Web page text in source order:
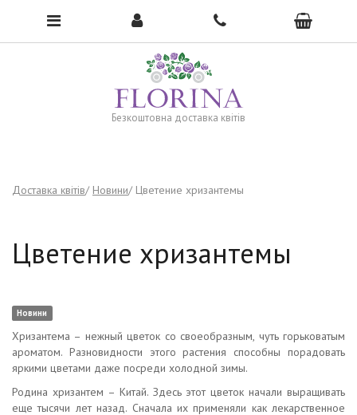
Безкоштовна доставка квітів
To open the menu, click here →
Доставка квітів Новини Цветение хризантемы
Цветение хризантемы
Новини
Хризантема – нежный цветок со своеобразным, чуть горьковатым
ароматом. Разновидности этого растения способны порадовать
яркими цветами даже посреди холодной зимы.
Родина хризантем – Китай. Здесь этот цветок начали выращивать
еще тысячи лет назад. Сначала их применяли как лекарственное